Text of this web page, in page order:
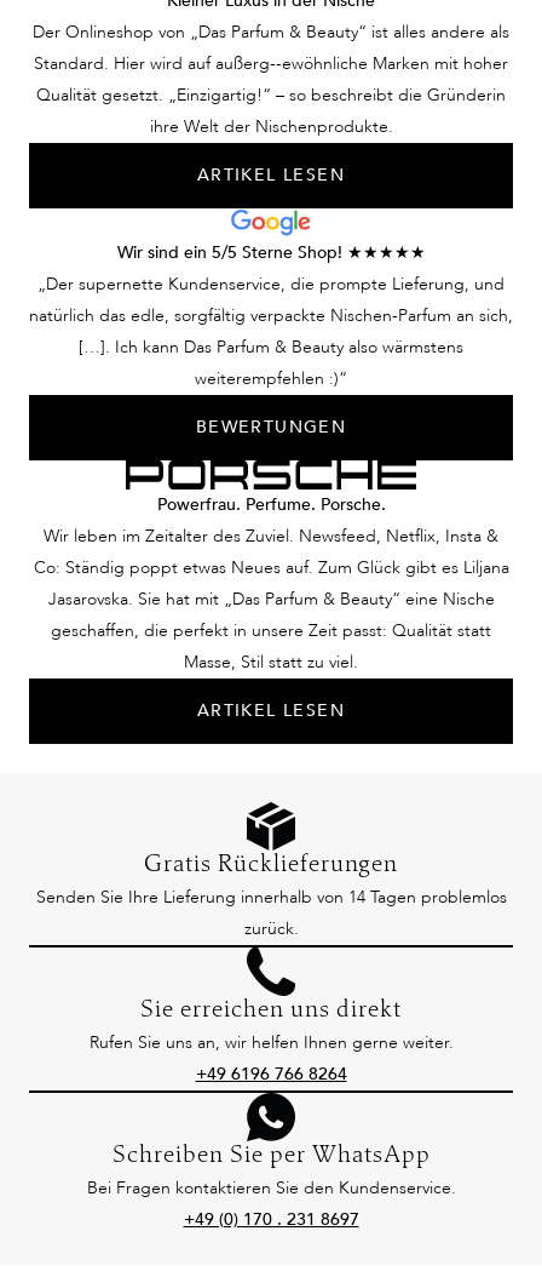
Der Onlineshop von „Das Parfum & Beauty“ ist alles andere als
Standard. Hier wird auf außerg--ewöhnliche Marken mit hoher
Qualität gesetzt. „Einzigartig!“ – so beschreibt die Gründerin
ihre Welt der Nischenprodukte.
ARTIKEL LESEN
Wir sind ein 5/5 Sterne Shop! ★★★★★
„Der supernette Kundenservice, die prompte Lieferung, und
natürlich das edle, sorgfältig verpackte Nischen-Parfum an sich,
[…]. Ich kann Das Parfum & Beauty also wärmstens
weiterempfehlen :)“
BEWERTUNGEN
Powerfrau. Perfume. Porsche.
Wir leben im Zeitalter des Zuviel. Newsfeed, Netflix, Insta &
Co: Ständig poppt etwas Neues auf. Zum Glück gibt es Liljana
Jasarovska. Sie hat mit „Das Parfum & Beauty“ eine Nische
geschaffen, die perfekt in unsere Zeit passt: Qualität statt
Masse, Stil statt zu viel.
ARTIKEL LESEN
Gratis Rücklieferungen
Senden Sie Ihre Lieferung innerhalb von 14 Tagen problemlos
zurück.
Sie erreichen uns direkt
Rufen Sie uns an, wir helfen Ihnen gerne weiter.
+49 6196 766 8264
Schreiben Sie per WhatsApp
Bei Fragen kontaktieren Sie den Kundenservice.
+49 (0) 170 . 231 8697